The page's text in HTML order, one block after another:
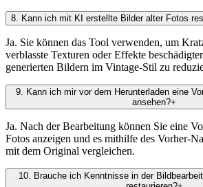
8 Kann ich mit KI erstellte Bilder alter Fotos
Ja. Sie können das Tool verwenden, um
verblasste Texturen oder Effekte
generierten Bildern im Vintage-Stil zu
9 Kann ich mir vor dem Herunterladen eine
ansehen?+
Ja. Nach der Bearbeitung können Sie eine
Fotos anzeigen und es mithilfe des Vorher-
mit dem Original vergleichen.
10. Brauche ich Kenntnisse in der